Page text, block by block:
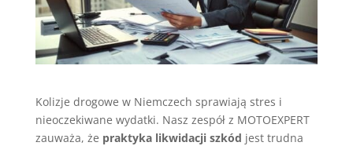
Kolizje drogowe w Niemczech sprawiają stres i
nieoczekiwane wydatki. Nasz zespół z MOTOEXPERT
zauważa, że praktyka likwidacji szkód jest trudna